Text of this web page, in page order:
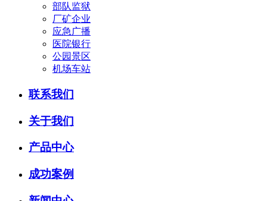
部队监狱
厂矿企业
应急广播
医院银行
公园景区
机场车站
联系我们
关于我们
产品中心
成功案例